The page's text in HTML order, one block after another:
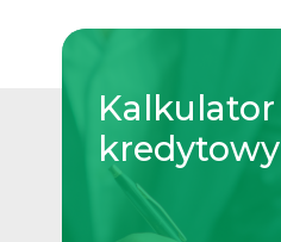
Kalkulator
kredytowy